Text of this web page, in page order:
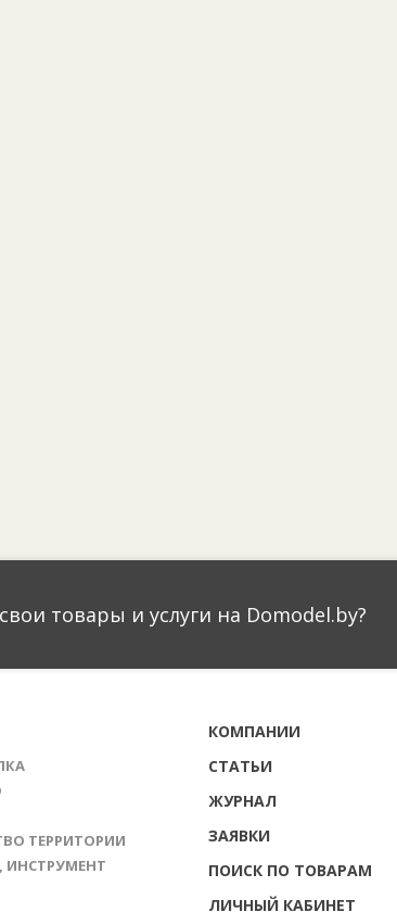
товары и услуги на Domodel.by?
ТЕРРИТОРИИ
КОМПАНИИ
СТАТЬИ
ЖУРНАЛ
ЗАЯВКИ
ПОИСК ПО ТОВАРАМ
ЛИЧНЫЙ КАБИНЕТ